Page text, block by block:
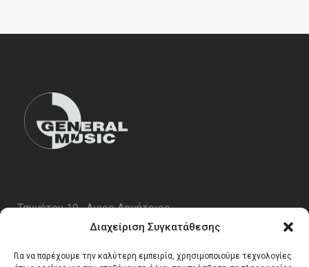
Διαχείριση Συγκατάθεσης
Για να παρέχουμε την καλύτερη εμπειρία, χρησιμοποιούμε τεχνολογίες
Ταυγέτου 19 , Αγιος Δημήτριος
email:info@generalmusic.gr